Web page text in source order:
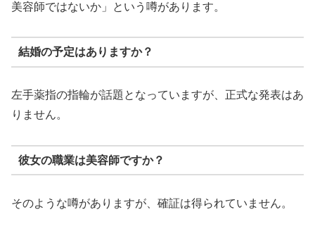
美容師ではないか」という噂があります。
結婚の予定はありますか？
左手薬指の指輪が話題となっていますが、正式な発表はあ
りません。
彼女の職業は美容師ですか？
そのような噂がありますが、確証は得られていません。